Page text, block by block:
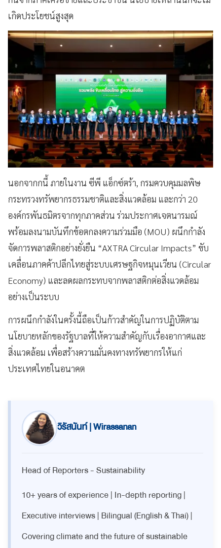
เกิดประโยชน์สูงสุด
นอกจากกนี้ ภายในงาน ซีพี แอ็กซ์ตร้า, กรมควบคุมมลพิษ
กระทรวงทรัพยากรธรรมชาติและสิ่งแวดล้อม และกว่า 20
องค์กรพันธมิตรจากทุกภาคส่วน ร่วมประกาศเจตนารมณ์
พร้อมลงนามบันทึกข้อตกลงความร่วมมือ (MOU) ผนึกกำลัง
จัดการพลาสติกอย่างยั่งยืน “AXTRA Circular Impacts” ขับ
เคลื่อนภาคค้าปลีกไทยสู่ระบบเศรษฐกิจหมุนเวียน (Circular
Economy) และลดผลกระทบจากพลาสติกต่อสิ่งแวดล้อม
อย่างเป็นระบบ
การผนึกกำลังในครั้งนี้ถือเป็นก้าวสำคัญในการปฏิบัติตาม
นโยบายหลักของรัฐบาลที่ให้ความสำคัญกับเรื่องอากาศและ
สิ่งแวดล้อม เพื่อสร้างความมั่นคงทางทรัพยากรให้แก่
ประเทศไทยในอนาคต
วิรัสนันท์ | Wirassanan
Head of Reporters - Sustainability
10+ years of experience | In-depth reporting |
Executive interviews | Bilingual (English & Thai) |
Covering climate and the future of sustainable